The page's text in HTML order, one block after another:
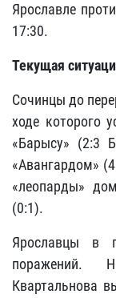
Ярославле
17:30.
Текущая
Сочинцы до
ходе которого
«Барысу» (2:3
«Авангардом»
«леопарды»
(0:1).
Ярославцы в
поражений.
Квартальнова